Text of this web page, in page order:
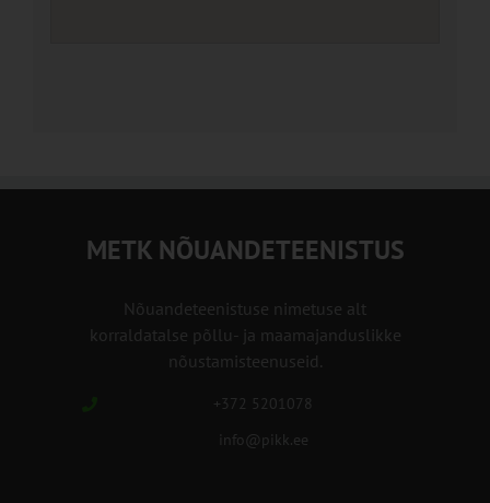
METK NÕUANDETEENISTUS
Nõuandeteenistuse nimetuse alt
korraldatalse põllu- ja maamajanduslikke
nõustamisteenuseid.
+372 5201078
info@pikk.ee